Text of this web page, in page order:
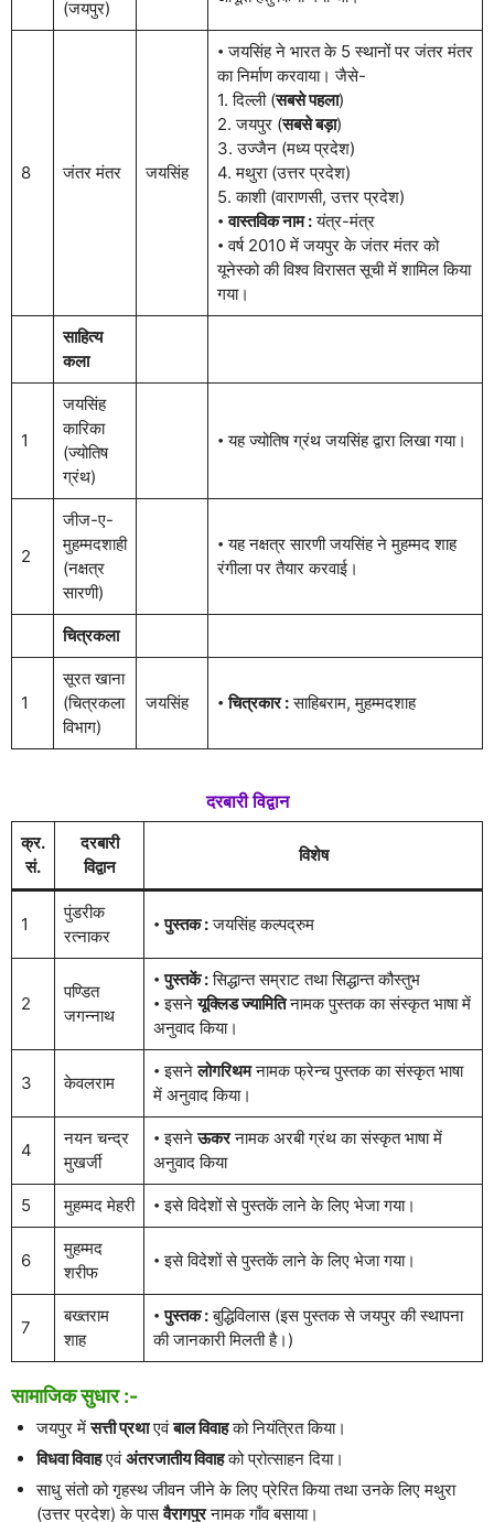
(जयपुर)
8 जंतर मंतर जयसिंह
𑇐 जयसिंह ने भारत के 5 स्थानों पर जंतर मंतर
का निर्माण करवाया। जैसे-
1. दिल्ली (सबसे पहला)
2. जयपुर (सबसे बड़ा)
3. उज्जैन (मध्य प्रदेश)
4. मथुरा (उत्तर प्रदेश)
5. काशी (वाराणसी, उत्तर प्रदेश)
𑇐वास्तविक नाम :यंत्र-मंत्र
𑇐 वर्ष 2010 में जयपुर के जंतर मंतर को
यूनेस्को की विश्व विरासत सूची में शामिल किया
गया।
साहित्य
कला
1
जयसिंह
कारिका
(ज्योतिष
ग्रंथ)
𑇐 यह ज्योतिष ग्रंथ जयसिंह द्वारा लिखा गया।
2
जीज-ए-
मुहम्मदशाही
(नक्षत्र
सारणी)
𑇐 यह नक्षत्र सारणी जयसिंह ने मुहम्मद शाह
रंगीला पर तैयार करवाई।
चित्रकला
1
सूरत खाना
(चित्रकला
विभाग)
जयसिंह 𑇐चित्रकार :साहिबराम, मुहम्मदशाह
दरबारी विद्वान
क्र.
सं.
दरबारी
विद्वान
विशेष
1
पुंडरीक
रत्नाकर
𑇐पुस्तक :जयसिंह कल्पद्रुम
2
पण्डित
जगन्नाथ
𑇐पुस्तकें :सिद्धान्त सम्राट तथा सिद्धान्त कौस्तुभ
𑇐 इसनेयूक्लिड ज्यामितिनामक पुस्तक का संस्कृत भाषा में
अनुवाद किया।
3 केवलराम
𑇐 इसनेलोगरिथमनामक फ्रेन्च पुस्तक का संस्कृत भाषा
में अनुवाद किया।
4
नयन चन्द्र
मुखर्जी
𑇐 इसनेऊकरनामक अरबी ग्रंथ का संस्कृत भाषा में
अनुवाद किया
5 मुहम्मद मेहरी 𑇐 इसे विदेशों से पुस्तकें लाने के लिए भेजा गया।
6
मुहम्मद
शरीफ
𑇐 इसे विदेशों से पुस्तकें लाने के लिए भेजा गया।
7
बख्तराम
शाह
𑇐पुस्तक :बुद्धिविलास (इस पुस्तक से जयपुर की स्थापना
की जानकारी मिलती है।)
सामाजिक सुधार :-
जयपुर मेंसत्ती प्रथाएवंबाल विवाहको नियंत्रित किया।
विधवा विवाहएवंअंतरजातीय विवाहको प्रोत्साहन दिया।
साधु संतो को गृहस्थ जीवन जीने के लिए प्रेरित किया तथा उनके लिए मथुरा
(उत्तर प्रदेश) के पासवैरागपुरनामक गाँव बसाया।